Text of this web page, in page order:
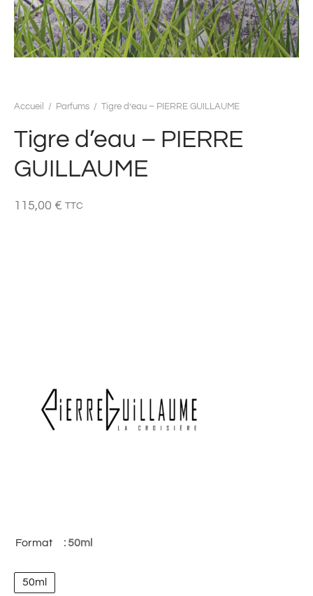
Accueil / Parfums / Tigre d’eau – PIERRE GUILLAUME
Tigre d’eau – PIERRE
GUILLAUME
115,00 € TTC
Format : 50ml
50ml